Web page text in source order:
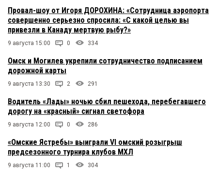
Провал-шоу от Игоря ДОРОХИНА: «Сотрудница аэропорта
совершенно серьезно спросила: «С какой целью вы
привезли в Канаду мертвую рыбу?»
9 августа 15:00 0 334
Омск и Могилев укрепили сотрудничество подписанием
дорожной карты
9 августа 13:30 2 291
Водитель «Лады» ночью сбил пешехода, перебегавшего
дорогу на «красный» сигнал светофора
9 августа 12:00 0 286
«Омские Ястребы» выиграли VI омский розыгрыш
предсезонного турнира клубов МХЛ
9 августа 11:00 1 304